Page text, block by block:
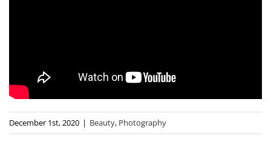
December 1st, 2020 | Beauty, Photography